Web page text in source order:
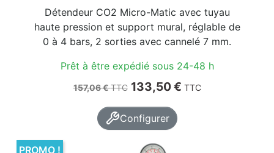
Détendeur CO2 Micro-Matic avec tuyau
haute pression et support mural, réglable de
0 à 4 bars, 2 sorties avec cannelé 7 mm.
Prêt à être expédié sous 24-48 h
Prix de base
157,06 €TTC Prix
133,50 € TTC
Configurer
PROMO !